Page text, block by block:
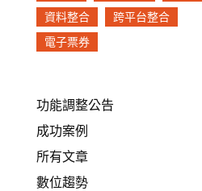
資料整合
跨平台整合
電子票券
功能調整公告
成功案例
所有文章
數位趨勢